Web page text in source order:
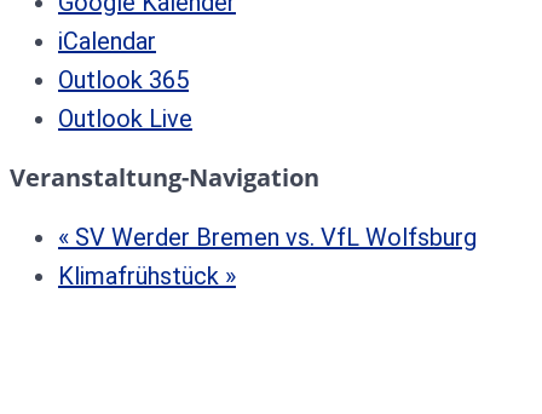
iCalendar
Outlook 365
Outlook Live
Veranstaltung-Navigation
« SV Werder Bremen vs. VfL Wolfsburg
Klimafrühstück »